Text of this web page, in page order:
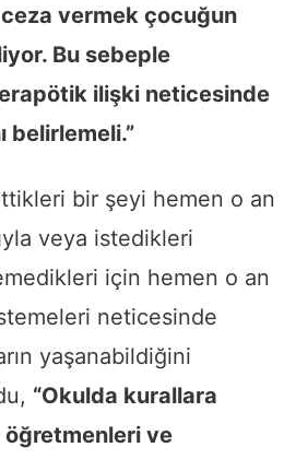
vermek çocuğun
Bu sebeple
ilişki neticesinde
belirlemeli.”
bir şeyi hemen o an
veya istedikleri
için hemen o an
neticesinde
yaşanabildiğini
“Okulda kurallara
öğretmenleri ve